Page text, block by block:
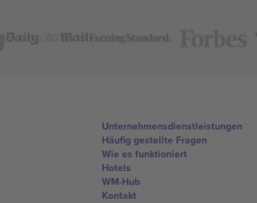
Unternehmensdienstleistungen
Häufig gestellte Fragen
Wie es funktioniert
Hotels
WM-Hub
Kontakt